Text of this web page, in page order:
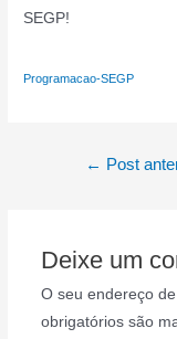
SEGP!
Programacao-SEGP
Navegação
← Post
Deixe um
O seu endereço
obrigatórios são